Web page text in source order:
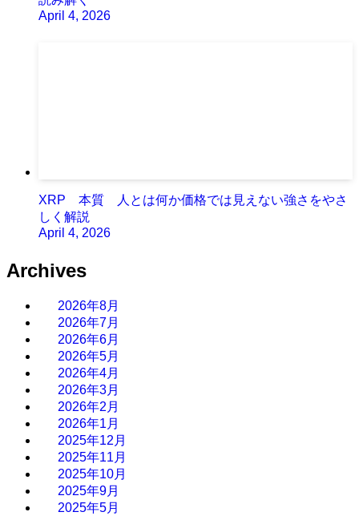
April 4, 2026
XRP 本質 人とは何か価格では見えない強さをやさ
しく解説
April 4, 2026
Archives
2026年8月
2026年7月
2026年6月
2026年5月
2026年4月
2026年3月
2026年2月
2026年1月
2025年12月
2025年11月
2025年10月
2025年9月
2025年5月